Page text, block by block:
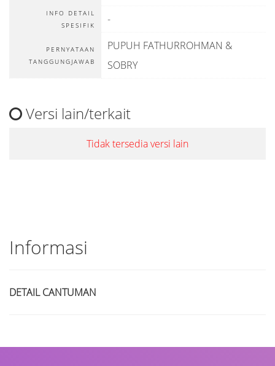
INFO DETAIL
SPESIFIK
-
PERNYATAAN
TANGGUNGJAWAB
PUPUH FATHURROHMAN &
SOBRY
Versi lain/terkait
Tidak tersedia versi lain
Informasi
DETAIL CANTUMAN